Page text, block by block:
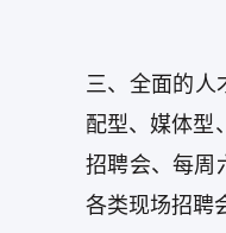
三、全面的人
配型、媒体型
招聘会、每周
各类现场招聘